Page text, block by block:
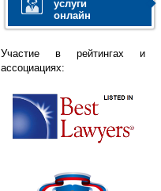
услуги
онлайн
Участие в рейтингах и
ассоциациях: